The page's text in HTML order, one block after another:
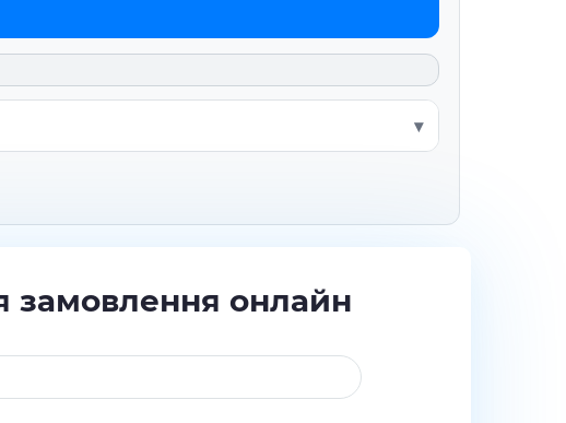
замовлення онлайн